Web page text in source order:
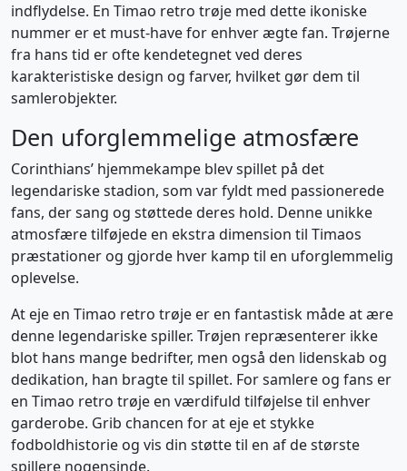
indflydelse. En Timao retro trøje med dette ikoniske
nummer er et must-have for enhver ægte fan. Trøjerne
fra hans tid er ofte kendetegnet ved deres
karakteristiske design og farver, hvilket gør dem til
samlerobjekter.
Den uforglemmelige atmosfære
Corinthians’ hjemmekampe blev spillet på det
legendariske stadion, som var fyldt med passionerede
fans, der sang og støttede deres hold. Denne unikke
atmosfære tilføjede en ekstra dimension til Timaos
præstationer og gjorde hver kamp til en uforglemmelig
oplevelse.
At eje en Timao retro trøje er en fantastisk måde at ære
denne legendariske spiller. Trøjen repræsenterer ikke
blot hans mange bedrifter, men også den lidenskab og
dedikation, han bragte til spillet. For samlere og fans er
en Timao retro trøje en værdifuld tilføjelse til enhver
garderobe. Grib chancen for at eje et stykke
fodboldhistorie og vis din støtte til en af de største
spillere nogensinde.